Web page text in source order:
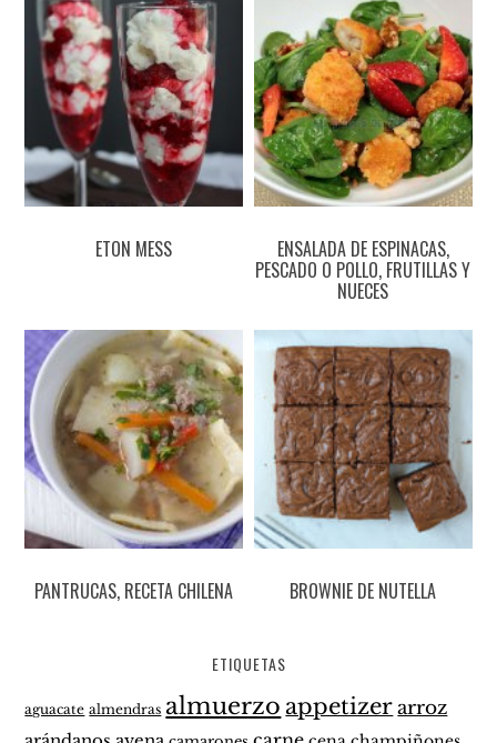
ETON MESS ENSALADA DE ESPINACAS,
PESCADO O POLLO, FRUTILLAS Y
NUECES
PANTRUCAS, RECETA CHILENA BROWNIE DE NUTELLA
ETIQUETAS
aguacate almendras almuerzo appetizer arroz